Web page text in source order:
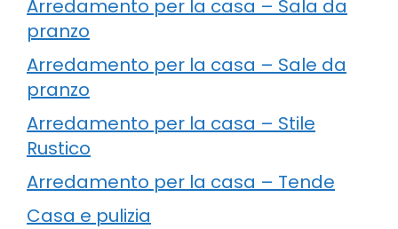
Arredamento per la casa – Sala da
pranzo
Arredamento per la casa – Sale da
pranzo
Arredamento per la casa – Stile
Rustico
Arredamento per la casa – Tende
Casa e pulizia